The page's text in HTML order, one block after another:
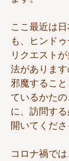
ここ最近は
も、ヒンド
リクエスト
法がありま
邪魔するこ
ているかた
に、訪問す
開いてくださ
コロナ禍で